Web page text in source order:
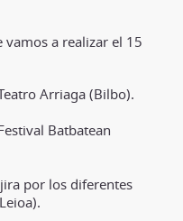
vamos a realizar el 15
Arriaga (Bilbo).
Batbatean
por los diferentes